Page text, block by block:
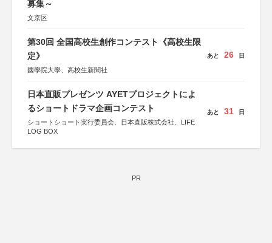
募集～
文京区
第30回 全国高校生創作コンテスト《高校生限
定》
國學院大學、高校生新聞社
あと 26 日
日本直販プレゼンツ AYETプロジェクトによ
るショートドラマ企画コンテスト
ショートショート実行委員会、日本直販株式会社、LIFE
LOG BOX
あと 31 日
PR